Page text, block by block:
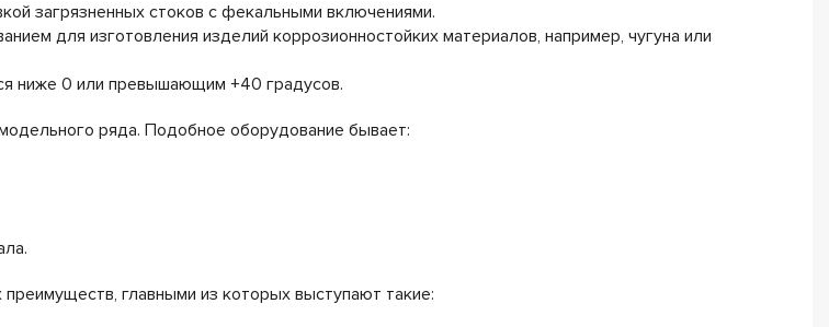
загрязненных стоков с фекальными включениями.
для изготовления изделий коррозионностойких материалов, например, чугуна или
ниже 0 или превышающим +40 градусов.
ряда. Подобное оборудование бывает:
главными из которых выступают такие: